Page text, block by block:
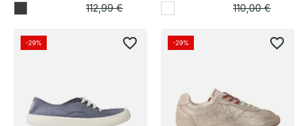
112,99 €
110,00 €
-29% favorite_border -29% favorite_border